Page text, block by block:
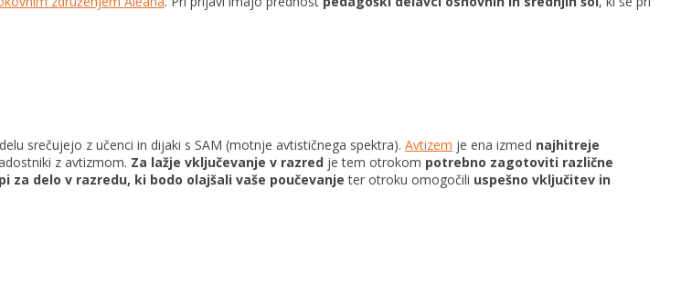
srečujejo z učenci in dijaki s SAM (motnje avtističnega spektra). Avtizem je ena izmed najhitreje
z avtizmom. Za lažje vključevanje v razred je tem otrokom potrebno zagotoviti različne
delo v razredu, ki bodo olajšali vaše poučevanje ter otroku omogočili uspešno vključitev in